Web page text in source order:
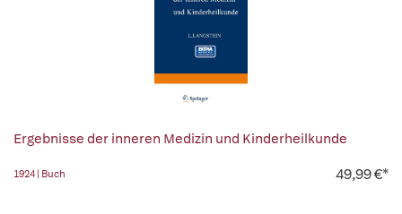
Ergebnisse der inneren Medizin und Kinderheilkunde
1924 | Buch 49,99 €*